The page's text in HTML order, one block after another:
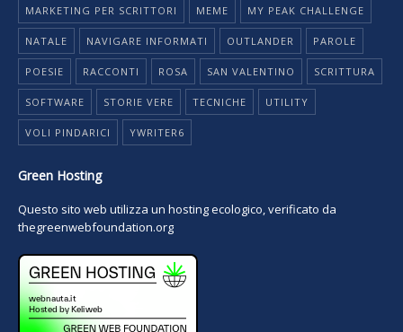
MARKETING PER SCRITTORI MEME MY PEAK CHALLENGE
NATALE NAVIGARE INFORMATI OUTLANDER PAROLE
POESIE RACCONTI ROSA SAN VALENTINO SCRITTURA
SOFTWARE STORIE VERE TECNICHE UTILITY
VOLI PINDARICI YWRITER6
Green Hosting
Questo sito web utilizza un hosting ecologico, verificato da
thegreenwebfoundation.org